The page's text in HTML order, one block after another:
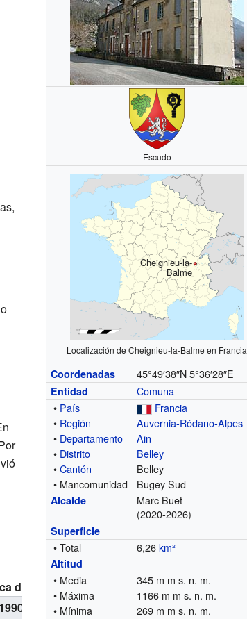
Escudo
Cheignieu-la-
Balme
Localización de Cheignieu-la-Balme en Francia
Coordenadas 45°49′38″N 5°36′28″E
Entidad
Comuna
• País
Francia
• Región
Auvernia-Ródano-Alpes
• Departamento
Ain
• Distrito
Belley
•Cantón
Belley
• Mancomunidad
Bugey Sud
Alcalde
Marc Buet
(2020-2026)
Superficie
• Total 6,26km²
Altitud
• Media
345 m m s. n. m.
• Máxima
1166 m m s. n. m.
• Mínima
269 m m s. n. m.
de Cheignieu-la-Balme
1990 1999 2004 2013
2018